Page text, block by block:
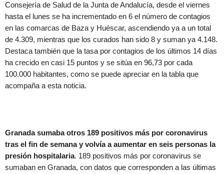
Consejería de Salud de la Junta de Andalucía, desde el viernes
hasta el lunes se ha incrementado en 6 el número de contagios
en las comarcas de Baza y Huéscar, ascendiendo ya a un total
de 4.309, mientras que los curados han sido 8 y suman ya 4.148.
Destaca también que la tasa por contagios de los últimos 14 días
ha crecido en casi 15 puntos y se sitúa en 96,73 por cada
100.000 habitantes, como se puede apreciar en la tabla que
acompaña a esta noticia.
Granada sumaba otros 189 positivos más por coronavirus
tras el fin de semana y volvía a aumentar en seis personas la
presión hospitalaria. 189 positivos más por coronavirus se
sumaban en Granada, con datos que corresponden a las últimas